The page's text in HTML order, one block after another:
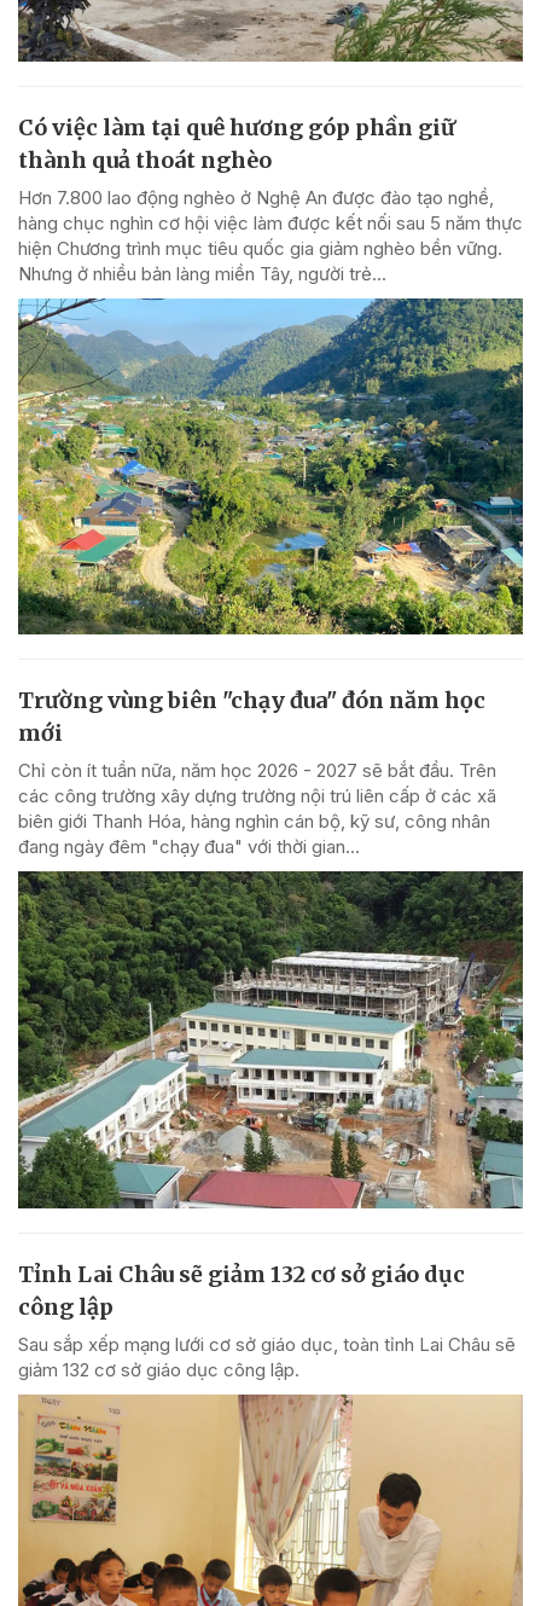
Có việc làm tại quê hương góp phần giữ
thành quả thoát nghèo
Hơn 7.800 lao động nghèo ở Nghệ An được đào tạo nghề,
hàng chục nghìn cơ hội việc làm được kết nối sau 5 năm thực
hiện Chương trình mục tiêu quốc gia giảm nghèo bền vững.
Nhưng ở nhiều bản làng miền Tây, người trẻ...
Trường vùng biên "chạy đua" đón năm học
mới
Chỉ còn ít tuần nữa, năm học 2026 - 2027 sẽ bắt đầu. Trên
các công trường xây dựng trường nội trú liên cấp ở các xã
biên giới Thanh Hóa, hàng nghìn cán bộ, kỹ sư, công nhân
đang ngày đêm "chạy đua" với thời gian...
Tỉnh Lai Châu sẽ giảm 132 cơ sở giáo dục
công lập
Sau sắp xếp mạng lưới cơ sở giáo dục, toàn tỉnh Lai Châu sẽ
giảm 132 cơ sở giáo dục công lập.